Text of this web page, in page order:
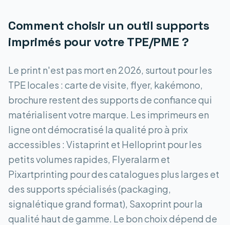
Comment choisir un outil supports
imprimés pour votre TPE/PME ?
Le print n'est pas mort en 2026, surtout pour les
TPE locales : carte de visite, flyer, kakémono,
brochure restent des supports de confiance qui
matérialisent votre marque. Les imprimeurs en
ligne ont démocratisé la qualité pro à prix
accessibles : Vistaprint et Helloprint pour les
petits volumes rapides, Flyeralarm et
Pixartprinting pour des catalogues plus larges et
des supports spécialisés (packaging,
signalétique grand format), Saxoprint pour la
qualité haut de gamme. Le bon choix dépend de